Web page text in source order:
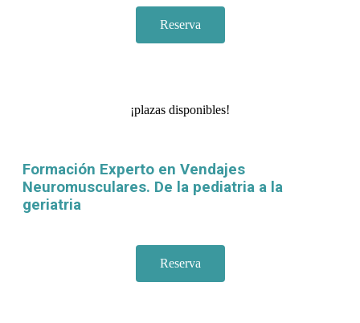
Reserva
¡plazas disponibles!
Formación Experto en Vendajes
Neuromusculares. De la pediatria a la
geriatria
Reserva